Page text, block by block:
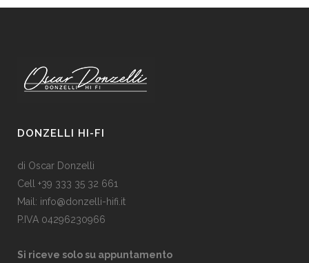
DONZELLI HI-FI
di Oscar Donzelli
Cell +39 333 35 32 661
Mail: info@donzelli-hifi.it
P.IVA 04296230966
Si riceve solo su appuntamento